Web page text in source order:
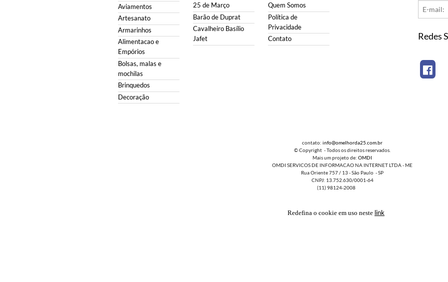
Aviamentos
Artesanato
Armarinhos
Alimentacao e
Empórios
Bolsas, malas e
mochilas
Brinquedos
Decoração
25 de Março
Barão de Duprat
Cavalheiro Basílio
Jafet
Quem Somos
Política de
Privacidade
Contato
Redes
contato: info@omelhorda25.com.br
© Copyright - Todos os direitos reservados.
Mais um projeto de: OMDI
OMDI SERVICOS DE INFORMACAO NA INTERNET LTDA - ME
Rua Oriente 757 / 13 - São Paulo - SP
CNPJ: 13.752.630/0001-64
(11) 98124-2008
Redefina o cookie em uso neste link